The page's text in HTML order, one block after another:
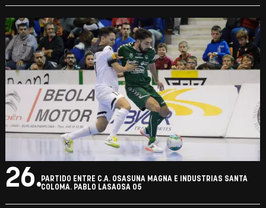
26.PARTIDO ENTRE C.A. OSASUNA MAGNA E INDUSTRIAS SANTA
COLOMA. PABLO LASAOSA 05